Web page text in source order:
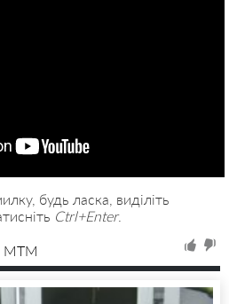
будь ласка, виділіть
Ctrl+Enter.